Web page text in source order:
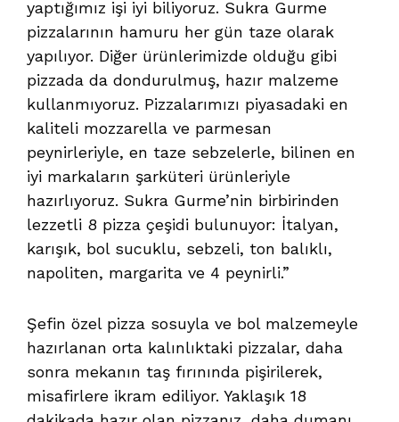
yaptığımız işi iyi biliyoruz. Sukra Gurme
pizzalarının hamuru her gün taze olarak
yapılıyor. Diğer ürünlerimizde olduğu gibi
pizzada da dondurulmuş, hazır malzeme
kullanmıyoruz. Pizzalarımızı piyasadaki en
kaliteli mozzarella ve parmesan
peynirleriyle, en taze sebzelerle, bilinen en
iyi markaların şarküteri ürünleriyle
hazırlıyoruz. Sukra Gurme’nin birbirinden
lezzetli 8 pizza çeşidi bulunuyor: İtalyan,
karışık, bol sucuklu, sebzeli, ton balıklı,
napoliten, margarita ve 4 peynirli.”
Şefin özel pizza sosuyla ve bol malzemeyle
hazırlanan orta kalınlıktaki pizzalar, daha
sonra mekanın taş fırınında pişirilerek,
misafirlere ikram ediliyor. Yaklaşık 18